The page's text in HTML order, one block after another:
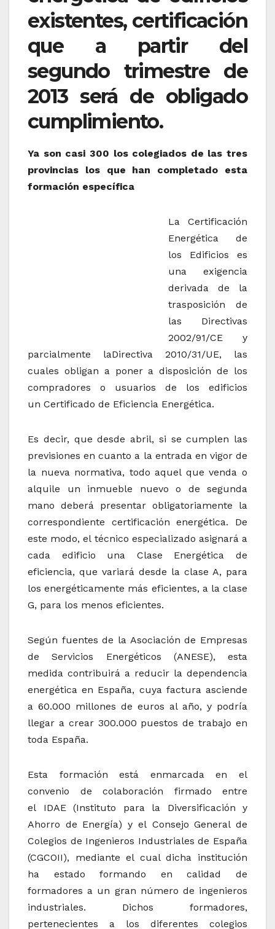
existentes, certificación
que a partir del
segundo trimestre de
2013 será de obligado
cumplimiento.
Ya son casi 300 los colegiados de las tres
provincias los que han completado esta
formación específica
La Certificación
Energética de
los Edificios es
una exigencia
derivada de la
trasposición de
las Directivas
2002/91/CE y
parcialmente laDirectiva 2010/31/UE, las
cuales obligan a poner a disposición de los
compradores o usuarios de los edificios
un Certificado de Eficiencia Energética.
Es decir, que desde abril, si se cumplen las
previsiones en cuanto a la entrada en vigor de
la nueva normativa, todo aquel que venda o
alquile un inmueble nuevo o de segunda
mano deberá presentar obligatoriamente la
correspondiente certificación energética. De
este modo, el técnico especializado asignará a
cada edificio una Clase Energética de
eficiencia, que variará desde la clase A, para
los energéticamente más eficientes, a la clase
G, para los menos eficientes.
Según fuentes de la Asociación de Empresas
de Servicios Energéticos (ANESE), esta
medida contribuirá a reducir la dependencia
energética en España, cuya factura asciende
a 60.000 millones de euros al año, y podría
llegar a crear 300.000 puestos de trabajo en
toda España.
Esta formación está enmarcada en el
convenio de colaboración firmado entre
el IDAE (Instituto para la Diversificación y
Ahorro de Energía) y el Consejo General de
Colegios de Ingenieros Industriales de España
(CGCOII), mediante el cual dicha institución
ha estado formando en calidad de
formadores a un gran número de ingenieros
industriales. Dichos formadores,
pertenecientes a los diferentes colegios